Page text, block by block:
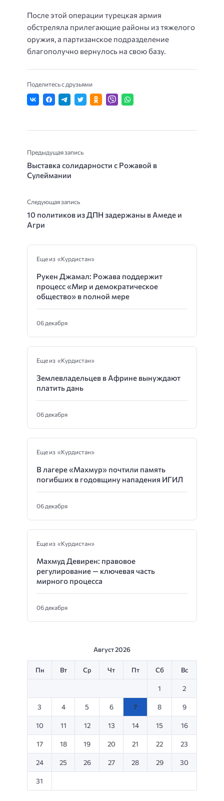
После этой операции турецкая армия
обстреляла прилегающие районы из тяжелого
оружия, а партизанское подразделение
благополучно вернулось на свою базу.
Поделитесь с друзьями
Предыдущая запись
Выставка солидарности с Рожавой в
Сулеймании
Следующая запись
10 политиков из ДПН задержаны в Амеде и
Агри
Еще из «Курдистан»
Рукен Джамал: Рожава поддержит
процесс «Мир и демократическое
общество» в полной мере
06 декабря
Еще из «Курдистан»
Землевладельцев в Африне вынуждают
платить дань
06 декабря
Еще из «Курдистан»
В лагере «Махмур» почтили память
погибших в годовщину нападения ИГИЛ
06 декабря
Еще из «Курдистан»
Махмуд Девирен: правовое
регулирование — ключевая часть
мирного процесса
06 декабря
Август 2026
Пн Вт Ср Чт Пт Сб Вс
1 2
3 4 5 6 7 8 9
10 11 12 13 14 15 16
17 18 19 20 21 22 23
24 25 26 27 28 29 30
31